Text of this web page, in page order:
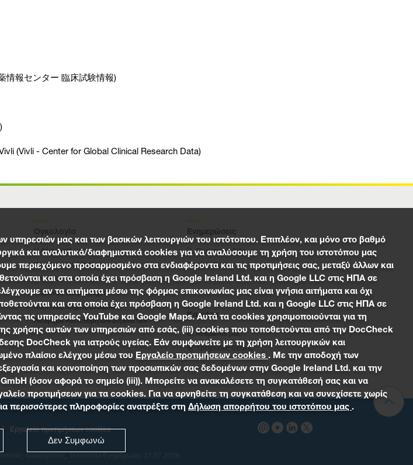
情報センター 臨床試験情報)
(Vivli - Center for Global Clinical Research Data)
Ογκολογία
Η Δέσμευσή μας
Καρκίνος του Μαστού
Καρκίνος του Πνεύμονα
Καρκίνος του Στομάχου
Καρκίνος παχέος εντέρου
Αναφορά Ανεπιθύμητων Συμβάντων
Ενημερώσεις
Ευρωπαϊκά Νέα
Επαφές Τύπου
Καριέρα
Οι Άνθρωποί μας
Τρέχουσες Θέσεις
Εργαλείο προτιμήσεων cookies
υπηρεσιών μας και των βασικών λειτουργιών του ιστότοπου. Επιπλέον, και μόνο στο βαθμό
και αναλυτικά/διαφημιστικά cookies για να αναλύσουμε τη χρήση του ιστοτόπου μας
περιεχόμενο προσαρμοσμένο στα ενδιαφέροντα και τις προτιμήσεις σας, μεταξύ άλλων και
και στα οποία έχει πρόσβαση η Google Ireland Ltd. και η Google LLC στις ΗΠΑ σε
αν τα αιτήματα μέσω της φόρμας επικοινωνίας μας είναι γνήσια αιτήματα και όχι
και στα οποία έχει πρόσβαση η Google Ireland Ltd. και η Google LLC στις ΗΠΑ σε
τις υπηρεσίες YouTube και Google Maps. Αυτά τα cookies χρησιμοποιούνται για τη
χρήσης αυτών των υπηρεσιών από εσάς, (iii) cookies που τοποθετούνται από την DocCheck
DocCheck για ιατρούς υγείας. Εάν συμφωνείτε με τη χρήση λειτουργικών και
πλαίσιο ελέγχου μέσω του Εργαλείο προτιμήσεων cookies . Με την αποδοχή των
και κοινοποίηση των προσωπικών σας δεδομένων στην Google Ireland Ltd. και την
(όσον αφορά το σημείο (iii)). Μπορείτε να ανακαλέσετε τη συγκατάθεσή σας και να
προτιμήσεων για τα cookies. Για να αρνηθείτε τη συγκατάθεση και να συνεχίσετε χωρίς
περισσότερες πληροφορίες ανατρέξτε στη Δήλωση απορρήτου του ιστοτόπου μας .
Δεν Συμφωνώ